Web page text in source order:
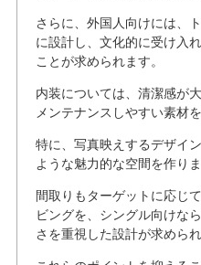
さらに、外国人向けには、
に設計し、文化的に受け入
ことが求められます。
内装については、清潔感が
メンテナンスしやすい素材
特に、写真映えするデザイ
ような魅力的な空間を作りま
間取りもターゲットに応じ
ビングを、シングル向けな
さを重視した設計が求められ